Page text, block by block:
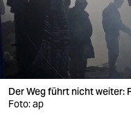
wahrheit
verlag
verlag
veranstaltungen
Der Weg führt nicht weiter:
Foto: ap